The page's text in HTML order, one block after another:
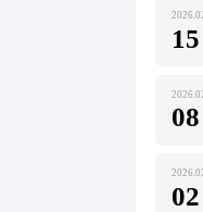
15
08
02